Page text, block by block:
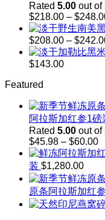
Rated 5.00 out of
$218.00 – $
$208.00 – $
$143.00Price
$143.00
Featured
阿拉斯加红参1磅
Rated 5.00 out of
$45.98 – $60.00
装 $1,280.00
原条阿拉斯加红